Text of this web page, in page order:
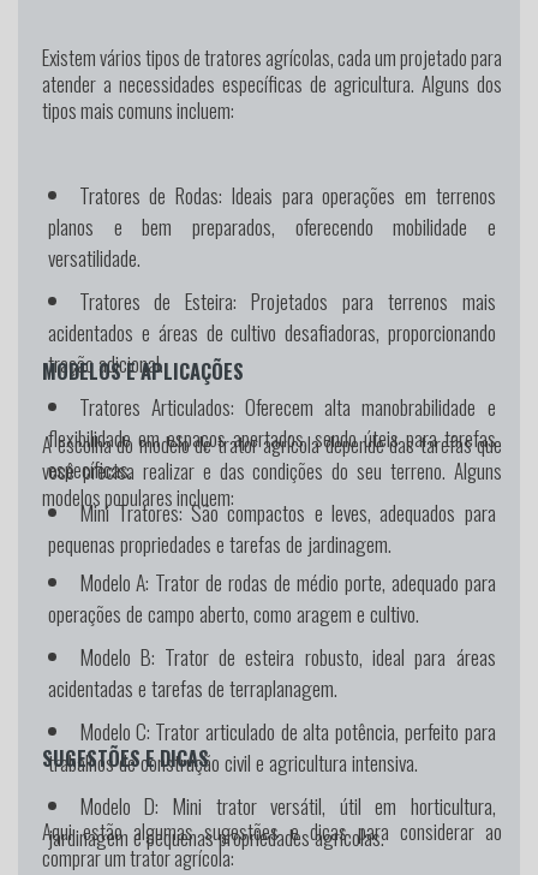
Existem vários tipos de tratores agrícolas, cada um projetado para
atender a necessidades específicas de agricultura. Alguns dos
tipos mais comuns incluem:
Tratores de Rodas: Ideais para operações em terrenos
planos e bem preparados, oferecendo mobilidade e
versatilidade.
Tratores de Esteira: Projetados para terrenos mais
acidentados e áreas de cultivo desafiadoras, proporcionando
tração adicional.
Tratores Articulados: Oferecem alta manobrabilidade e
flexibilidade em espaços apertados, sendo úteis para tarefas
específicas.
Mini Tratores:São compactos e leves, adequados para
pequenas propriedades e tarefas de jardinagem.
MODELOS E APLICAÇÕES
A escolha do modelo de trator agrícola depende das tarefas que
você precisa realizar e das condições do seu terreno. Alguns
modelos populares incluem:
Modelo A: Trator de rodas de médio porte, adequado para
operações de campo aberto, como aragem e cultivo.
Modelo B: Trator de esteira robusto, ideal para áreas
acidentadas e tarefas de terraplanagem.
Modelo C: Trator articulado de alta potência, perfeito para
trabalhos de construção civil e agricultura intensiva.
Modelo D: Mini trator versátil, útil em horticultura,
jardinagem e pequenas propriedades agrícolas.
SUGESTÕES E DICAS
Aqui estão algumas sugestões e dicas para considerar ao
comprar um trator agrícola: